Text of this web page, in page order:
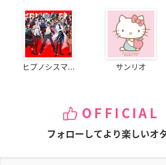
ヒプノシスマ... サンリオ
OFFICIAL
フォローしてより楽しいオ